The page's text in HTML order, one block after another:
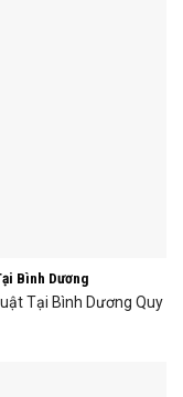
Bình Dương
Tại Bình Dương Quy